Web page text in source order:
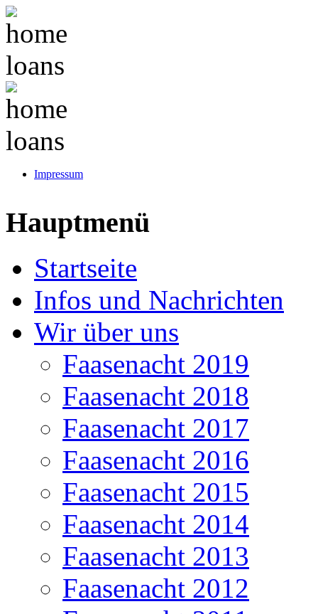
Impressum
Hauptmenü
Startseite
Infos und Nachrichten
Wir über uns
Faasenacht 2019
Faasenacht 2018
Faasenacht 2017
Faasenacht 2016
Faasenacht 2015
Faasenacht 2014
Faasenacht 2013
Faasenacht 2012